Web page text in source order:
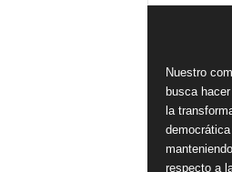
Nuestro
busca
la
respecto a